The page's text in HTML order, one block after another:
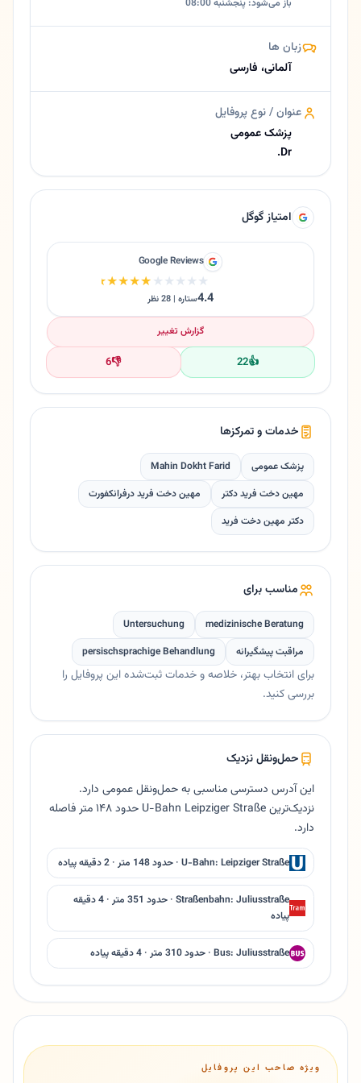
زبان ها
آلمانی، فارسی
عنوان / نوع پروفایل
پزشک عمومی
Dr.
امتیاز گوگل
Google Reviews
★★★★★
★★★★★
4.4ستاره | 28 نظر
گزارش تغییر
👍
22
👎
6
خدمات و تمرکزها
پزشک عمومی
Mahin Dokht Farid
مهین دخت فرید دکتر
مهین دخت فرید درفرانکفورت
دکتر مهین دخت فرید
مناسب برای
medizinische Beratung
Untersuchung
مراقبت پیشگیرانه
persischsprachige Behandlung
برای انتخاب بهتر، خلاصه و خدمات ثبت‌شده این پروفایل را
بررسی کنید.
حمل‌ونقل نزدیک
این آدرس دسترسی مناسبی به حمل‌ونقل عمومی دارد.
نزدیک‌ترین U-Bahn Leipziger Straße حدود ۱۴۸ متر فاصله
دارد.
U-Bahn: Leipziger Straße · حدود 148 متر · 2 دقیقه پیاده
Straßenbahn: Juliusstraße · حدود 351 متر · 4 دقیقه
پیاده
Bus: Juliusstraße · حدود 310 متر · 4 دقیقه پیاده
ویژه صاحب این پروفایل